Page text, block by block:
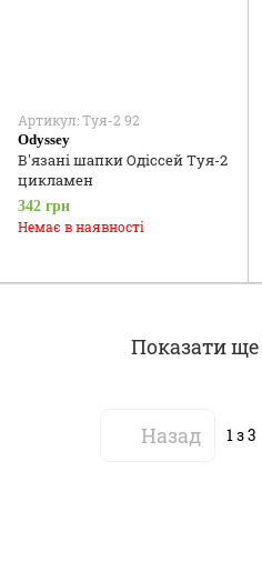
Артикул: Туя-2 92
Odyssey
В'язані шапки Одіссей Туя-2
цикламен
342 грн
Немає в наявності
Показати ще
Назад 1з 3